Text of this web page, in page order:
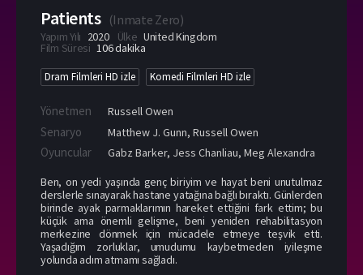
Patients (Inmate Zero)
Yapım Yılı 2020 Ülke United Kingdom
Film Süresi 106 dakika
Dram Filmleri HD izle Komedi Filmleri HD izle
Yönetmen Russell Owen
Senaryo Matthew J. Gunn, Russell Owen
Oyuncular Gabz Barker, Jess Chanliau, Meg Alexandra
Ben, on yedi yaşında genç biriyim ve hayat beni unutulmaz
derslerle sınayarak hastane yatağına bağlı bıraktı. Günlerden
birinde ayak parmaklarımın hareket ettiğini fark ettim; bu
küçük ama önemli gelişme, beni yeniden rehabilitasyon
merkezine dönmek için mücadele etmeye teşvik etti.
Yaşadığım zorluklar, umudumu kaybetmeden iyileşme
yolunda adım atmamı sağladı.